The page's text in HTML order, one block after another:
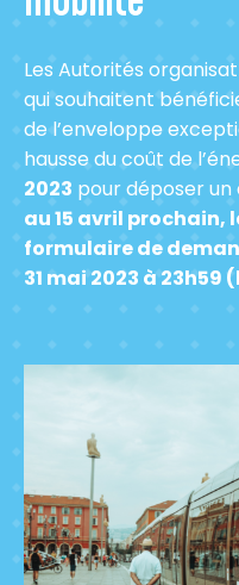
Les Autorités
qui souhaitent
de l’enveloppe
hausse du coût de
2023 pour déposer un
au 15 avril prochain,
formulaire de
31 mai 2023 à 23h59